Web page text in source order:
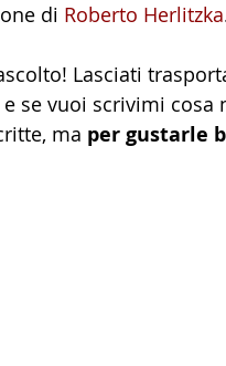
di Roberto Herlitzka
Lasciati
se vuoi scrivimi cosa
ma per gustarle